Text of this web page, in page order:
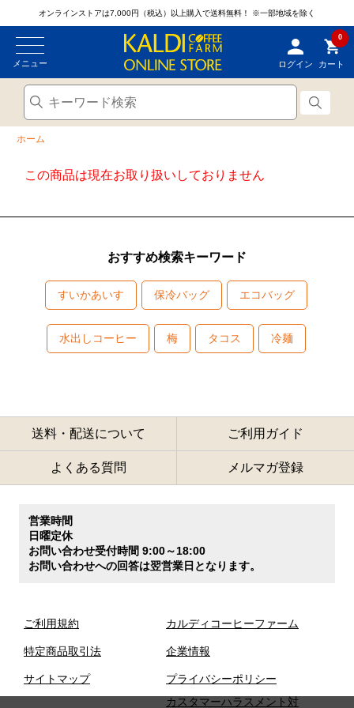
オンラインストアは7,000円（税込）以上購入で送料無料！ ※一部地域を除く
メニュー ログイン
0
カート
ホーム
この商品は現在お取り扱いしておりません
おすすめ検索キーワード
すいかあいす 保冷バッグ エコバッグ
水出しコーヒー 梅 タコス 冷麺
送料・配送について ご利用ガイド
よくある質問 メルマガ登録
営業時間
日曜定休
お問い合わせ受付時間 9:00～18:00
お問い合わせへの回答は翌営業日となります。
ご利用規約
特定商品取引法
サイトマップ
カルディコーヒーファーム
企業情報
プライバシーポリシー
カスタマーハラスメント対